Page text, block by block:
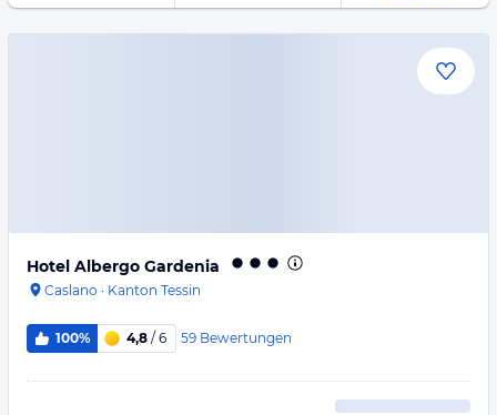
Hotel Albergo Gardenia
Caslano · Kanton Tessin
100% 4,8 / 6 59 Bewertungen